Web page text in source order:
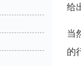
给
当
的